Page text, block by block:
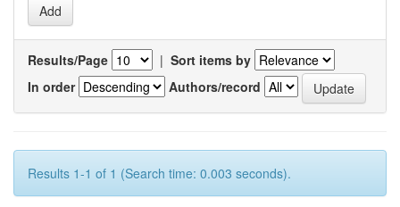
Results/Page | Sort items by
In order
Authors/record
Results 1-1 of 1 (Search time: 0.003 seconds).